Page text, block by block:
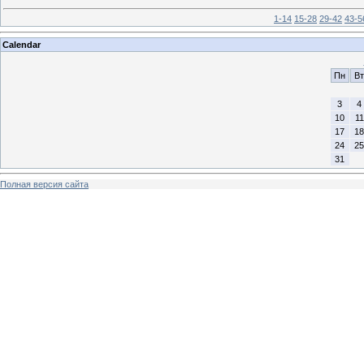
1-14 15-28 29-42 43-
Calendar
Пн
Вт
3
4
10
11
17
18
24
25
31
Полная версия сайта